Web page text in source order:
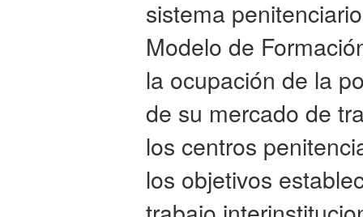
sistema
Modelo de
la ocupación de la
de su mercado de
los centros
los objetivos